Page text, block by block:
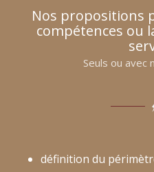
Nos propositions
compétences ou
Seuls ou avec
définition du